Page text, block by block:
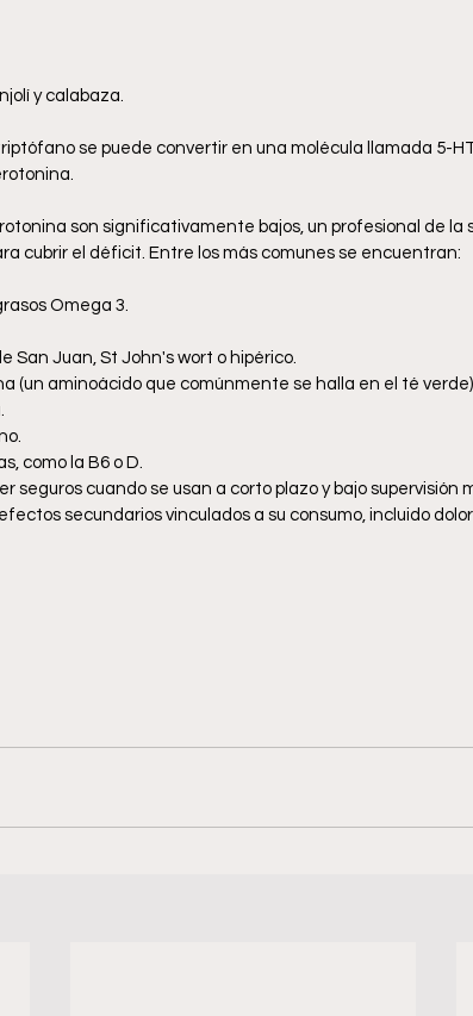
y calabaza.
se puede convertir en una molécula llamada 5-
son significativamente bajos, un profesional de la
cubrir el déficit. Entre los más comunes se encuentran:
Omega 3.
San Juan, St John's wort o hipérico.
(un aminoácido que comúnmente se halla en el té verde).
como la B6 o D.
seguros cuando se usan a corto plazo y bajo supervisión
secundarios vinculados a su consumo, incluido